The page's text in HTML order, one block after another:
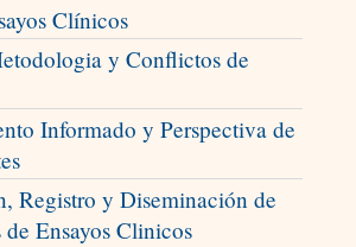
Clínicos
y Conflictos de
Informado y Perspectiva de
Registro y Diseminación de
de Ensayos Clinicos